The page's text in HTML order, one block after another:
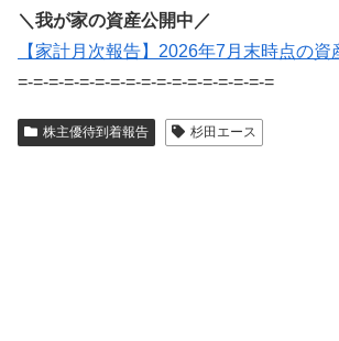
＼我が家の資産公開中／
【家計月次報告】2026年7月末時点の資
=-=-=-=-=-=-=-=-=-=-=-=-=-=-=-=-=
株主優待到着報告 杉田エース